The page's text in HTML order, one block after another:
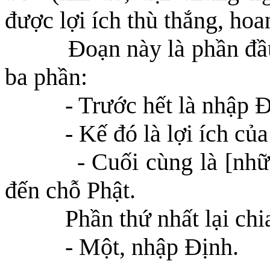
được lợi ích thù thắng,
Đoạn này là phần
ba phần:
- Trước hết là nhập
- Kế đó là lợi ích
- Cuối cùng là
đến chỗ Phật.
Phần thứ nhất lại
- Một, nhập Định.